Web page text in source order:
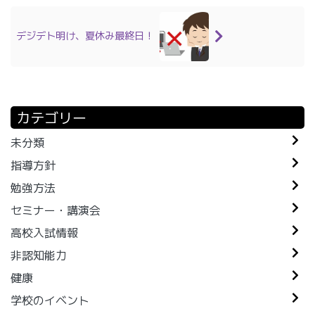
デジデト明け、夏休み最終日！
カテゴリー
未分類
指導方針
勉強方法
セミナー・講演会
高校入試情報
非認知能力
健康
学校のイベント